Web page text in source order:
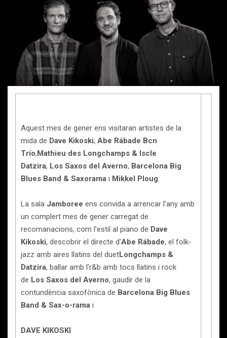
Aquest mes de gener ens visitaran artistes de la
mida de Dave Kikoski, Abe Rábade Bcn
Trío,Mathieu des Longchamps & Iscle
Datzira, Los Saxos del Averno, Barcelona Big
Blues Band & Saxorama i Mikkel Ploug.
La sala Jamboree ens convida a arrencar l’any amb
un complert mes de gener carregat de
recomanacions, com l’estil al piano de Dave
Kikoski, descobrir el directe d’Abe Rábade, el folk-
jazz amb aires llatins del duetLongchamps &
Datzira, ballar amb l’r&b amb tocs llatins i rock
de Los Saxos del Averno, gaudir de la
contundència saxofònica de Barcelona Big Blues
Band & Sax-o-rama i
DAVE KIKOSKI